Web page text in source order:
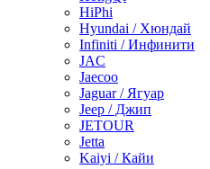
HiPhi
Hyundai / Хюндай
Infiniti / Инфинити
JAC
Jaecoo
Jaguar / Ягуар
Jeep / Джип
JETOUR
Jetta
Kaiyi / Кайи